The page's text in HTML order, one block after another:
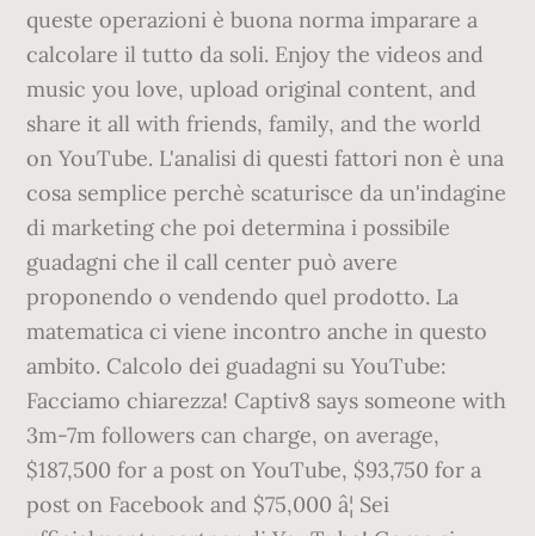
queste operazioni è buona norma imparare a
calcolare il tutto da soli. Enjoy the videos and
music you love, upload original content, and
share it all with friends, family, and the world
on YouTube. L'analisi di questi fattori non è una
cosa semplice perchè scaturisce da un'indagine
di marketing che poi determina i possibile
guadagni che il call center può avere
proponendo o vendendo quel prodotto. La
matematica ci viene incontro anche in questo
ambito. Calcolo dei guadagni su YouTube:
Facciamo chiarezza! Captiv8 says someone with
3m-7m followers can charge, on average,
$187,500 for a post on YouTube, $93,750 for a
post on Facebook and $75,000 â¦ Sei